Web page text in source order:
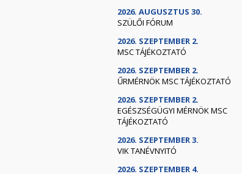
2026. AUGUSZTUS 30.
SZÜLŐI FÓRUM
2026. SZEPTEMBER 2.
MSC TÁJÉKOZTATÓ
2026. SZEPTEMBER 2.
ŰRMÉRNÖK MSC TÁJÉKOZTATÓ
2026. SZEPTEMBER 2.
EGÉSZSÉGÜGYI MÉRNÖK MSC
TÁJÉKOZTATÓ
2026. SZEPTEMBER 3.
VIK TANÉVNYITÓ
2026. SZEPTEMBER 4.